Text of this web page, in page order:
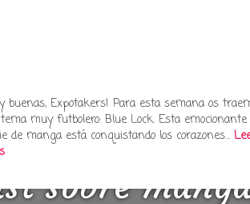
sobre
buenas, Expotakers! Para esta semana os
muy futbolero: Blue Lock. Esta emocionante
de manga está conquistando los corazones…